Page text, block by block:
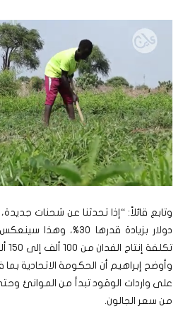
دولار بزيادة قدرها
وأوضح إبراهيم أن الحكومة الاتحادية
من سعر الجالون.